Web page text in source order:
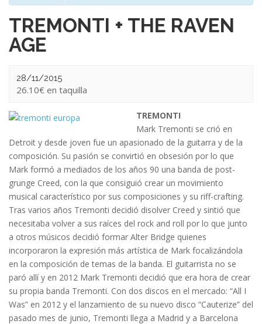
TREMONTI + THE RAVEN
AGE
28/11/2015
26.10€
TREMONTI
Mark Tremonti se crió en
Detroit y desde joven fue un apasionado de la guitarra y de la
composición. Su pasión se convirtió en obsesión por lo que
Mark formó a mediados de los años 90 una banda de post-
grunge Creed, con la que consiguió crear un movimiento
musical característico por sus composiciones y su riff-crafting.
Tras varios años Tremonti decidió disolver Creed y sintió que
necesitaba volver a sus raíces del rock and roll por lo que junto
a otros músicos decidió formar Alter Bridge quienes
incorporaron la expresión más artística de Mark focalizándola
en la composición de temas de la banda. El guitarrista no se
paró allí y en 2012 Mark Tremonti decidió que era hora de crear
su propia banda Tremonti. Con dos discos en el mercado: “All I
Was” en 2012 y el lanzamiento de su nuevo disco “Cauterize” del
pasado mes de junio, Tremonti llega a Madrid y a Barcelona